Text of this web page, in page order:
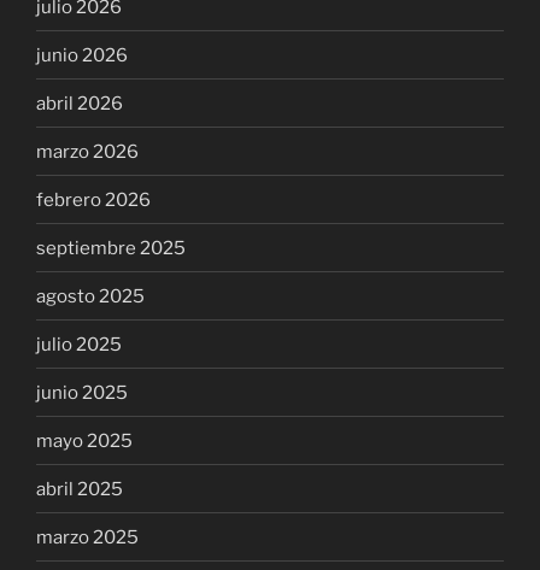
julio 2026
junio 2026
abril 2026
marzo 2026
febrero 2026
septiembre 2025
agosto 2025
julio 2025
junio 2025
mayo 2025
abril 2025
marzo 2025